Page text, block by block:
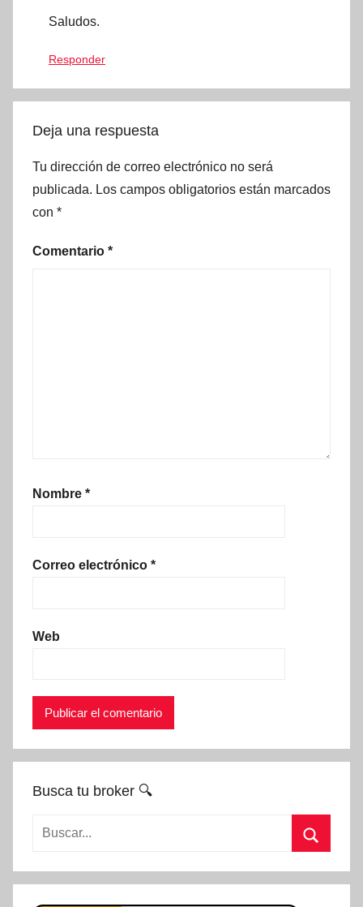
Saludos.
Responder
Deja una respuesta
Tu dirección de correo electrónico no será
publicada. Los campos obligatorios están marcados
con *
Comentario *
Nombre *
Correo electrónico *
Web
Busca tu broker 🔍
Buscar: